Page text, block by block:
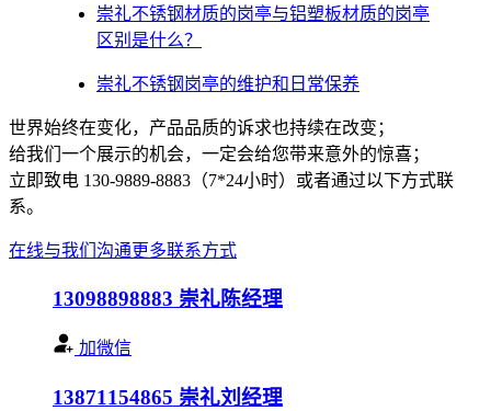
崇礼不锈钢材质的岗亭与铝塑板材质的岗亭
区别是什么？
崇礼不锈钢岗亭的维护和日常保养
世界始终在变化，产品品质的诉求也持续在改变；
给我们一个展示的机会，一定会给您带来意外的惊喜；
立即致电 130-9889-8883（7*24小时）或者通过以下方式联
系。
在线与我们沟通更多联系方式
13098898883 崇礼陈经理
加微信
13871154865 崇礼刘经理